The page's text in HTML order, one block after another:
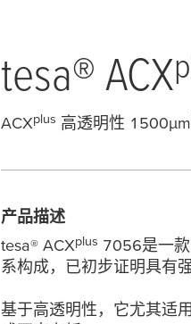
tesa® ACX
ACXplus 高透明性 1500µ
产品描述
tesa® ACXplus 7056是一
系构成，已初步证明具有
基于高透明性，它尤其适